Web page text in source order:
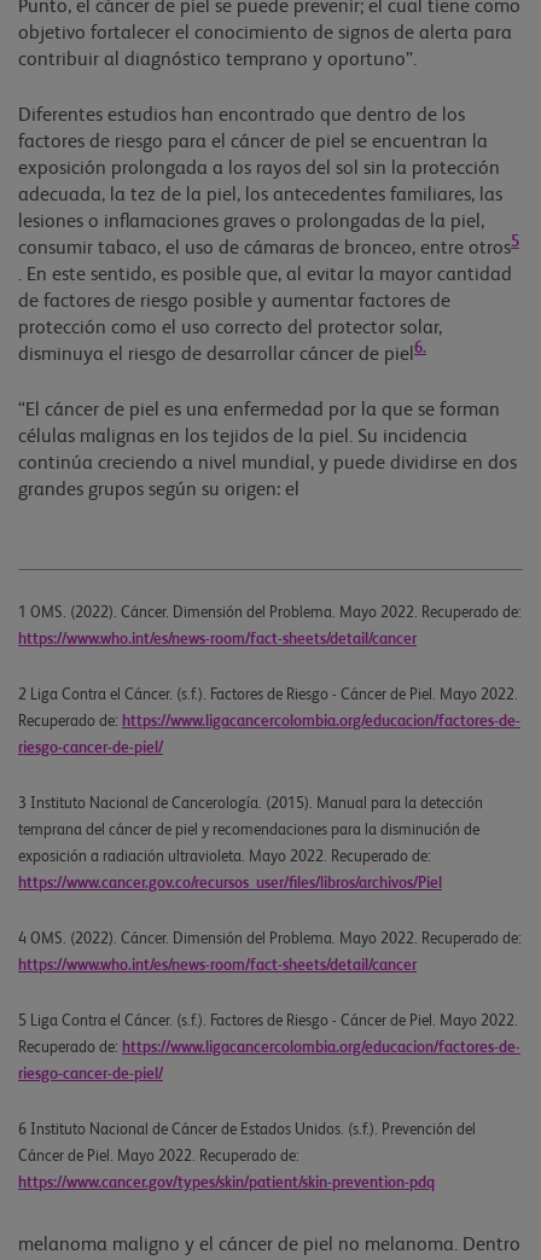
Punto, el cáncer de piel se puede prevenir; el cual tiene como
objetivo fortalecer el conocimiento de signos de alerta para
contribuir al diagnóstico temprano y oportuno”.
Diferentes estudios han encontrado que dentro de los
factores de riesgo para el cáncer de piel se encuentran la
exposición prolongada a los rayos del sol sin la protección
adecuada, la tez de la piel, los antecedentes familiares, las
lesiones o inflamaciones graves o prolongadas de la piel,
consumir tabaco, el uso de cámaras de bronceo, entre otros5
. En este sentido, es posible que, al evitar la mayor cantidad
de factores de riesgo posible y aumentar factores de
protección como el uso correcto del protector solar,
disminuya el riesgo de desarrollar cáncer de piel 6.
“El cáncer de piel es una enfermedad por la que se forman
células malignas en los tejidos de la piel. Su incidencia
continúa creciendo a nivel mundial, y puede dividirse en dos
grandes grupos según su origen: el
1 OMS. (2022). Cáncer. Dimensión del Problema. Mayo 2022. Recuperado de:
https://www.who.int/es/news-room/fact-sheets/detail/cancer
2 Liga Contra el Cáncer. (s.f.). Factores de Riesgo - Cáncer de Piel. Mayo 2022.
Recuperado de: https://www.ligacancercolombia.org/educacion/factores-de-
riesgo-cancer-de-piel/
3 Instituto Nacional de Cancerología. (2015). Manual para la detección
temprana del cáncer de piel y recomendaciones para la disminución de
exposición a radiación ultravioleta. Mayo 2022. Recuperado de:
https://www.cancer.gov.co/recursos_user/files/libros/archivos/Piel
4 OMS. (2022). Cáncer. Dimensión del Problema. Mayo 2022. Recuperado de:
https://www.who.int/es/news-room/fact-sheets/detail/cancer
5 Liga Contra el Cáncer. (s.f.). Factores de Riesgo - Cáncer de Piel. Mayo 2022.
Recuperado de: https://www.ligacancercolombia.org/educacion/factores-de-
riesgo-cancer-de-piel/
6 Instituto Nacional de Cáncer de Estados Unidos. (s.f.). Prevención del
Cáncer de Piel. Mayo 2022. Recuperado de:
https://www.cancer.gov/types/skin/patient/skin-prevention-pdq
melanoma maligno y el cáncer de piel no melanoma. Dentro